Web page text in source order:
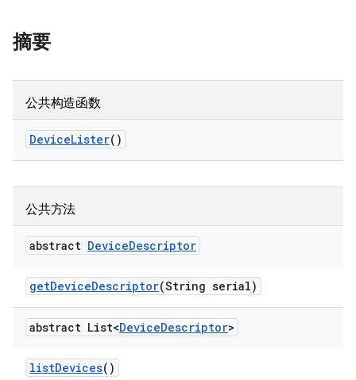
摘要
公共构造函数
DeviceLister()
公共方法
abstract DeviceDescriptor
getDeviceDescriptor(String serial)
abstract List<DeviceDescriptor>
listDevices()